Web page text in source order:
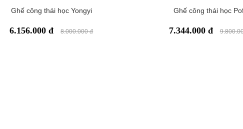
Ghế công thái học Yongyi
6.156.000 đ 8.000.000 đ
Ghế công thái học
7.344.000 đ